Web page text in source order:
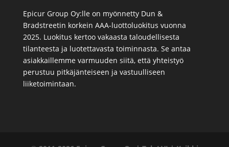
Epicur Group Oy:lle on myönnetty Dun &
Bradstreetin korkein AAA-luottoluokitus vuonna
2025. Luokitus kertoo vakaasta taloudellisesta
tilanteesta ja luotettavasta toiminnasta. Se antaa
asiakkaillemme varmuuden siitä, että yhteistyö
perustuu pitkäjänteiseen ja vastuulliseen
liiketoimintaan.